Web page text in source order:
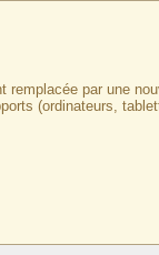
par une
(ordinateurs,